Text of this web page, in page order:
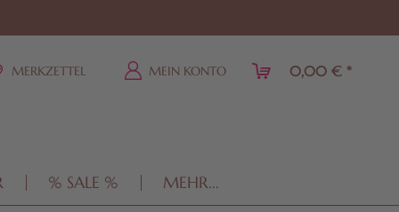
MERKZETTEL MEIN KONTO 0,00 € *
% SALE % MEHR...